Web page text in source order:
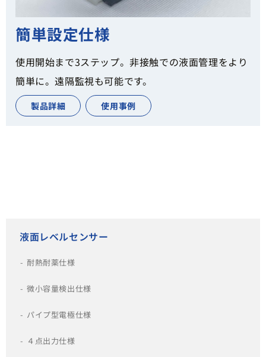
簡単設定仕様
使用開始まで3ステップ。非接触での液面管理をより
簡単に。遠隔監視も可能です。
製品詳細 使用事例
液面レベルセンサー
耐熱耐薬仕様
微小容量検出仕様
パイプ型電極仕様
４点出力仕様